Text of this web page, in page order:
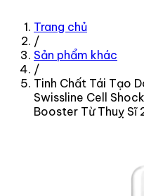
Trang chủ
/
Sản phẩm khác
/
Tinh Chất Tái Tạo
Swissline Cell
Booster Từ Thuỵ Sĩ